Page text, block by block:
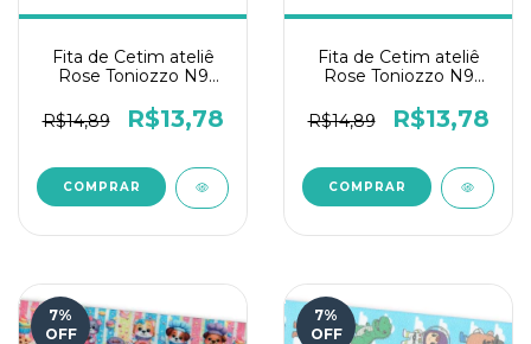
Fita de Cetim ateliê
Rose Toniozzo N9
R$14,89
R$13,78
Fita de Cetim ateliê
Rose Toniozzo N9
morango
R$14,89 R$13,78
7%
OFF
7%
OFF